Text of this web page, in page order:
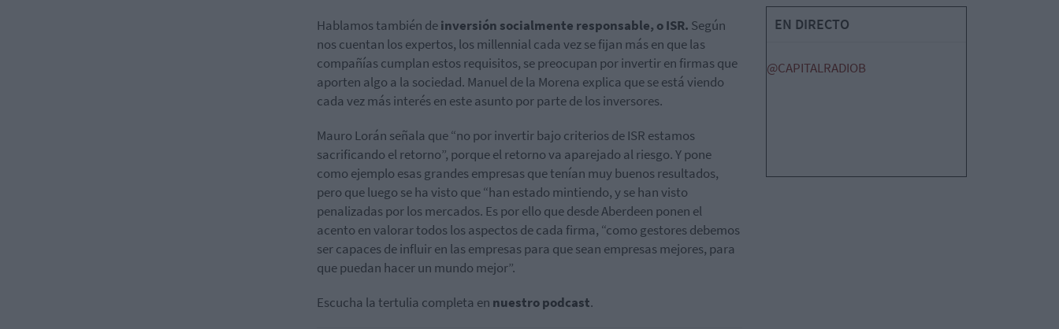
Hablamos también deinversión socialmente responsable, o ISR. Según
nos cuentan los expertos, los millennial cada vez se fijan más en que las
compañías cumplan estos requisitos, se preocupan por invertir en firmas que
aporten algo a la sociedad. Manuel de la Morena explica que se está viendo
cada vez más interés en este asunto por parte de los inversores.
Mauro Lorán señala que “no por invertir bajo criterios de ISR estamos
sacrificando el retorno”, porque el retorno va aparejado al riesgo. Y pone
como ejemplo esas grandes empresas que tenían muy buenos resultados,
pero que luego se ha visto que “han estado mintiendo, y se han visto
penalizadas por los mercados. Es por ello que desde Aberdeen ponen el
acento en valorar todos los aspectos de cada firma, “como gestores debemos
ser capaces de influir en las empresas para que sean empresas mejores, para
que puedan hacer un mundo mejor”.
Escucha la tertulia completa en nuestro podcast.
EN DIRECTO
@CAPITALRADIOB